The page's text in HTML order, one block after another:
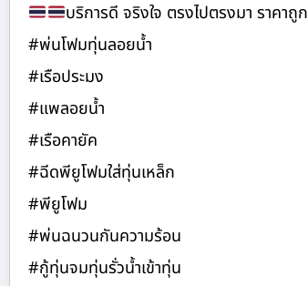
บริการดี จริงใจ ตรงไปตรงมา ราคาถูก
#พ่นโฟมทุ่นลอยน้ำ
#เรือประมง
#แพลอยน้ำ
#เรือคายัค
#ฉีดพียูโฟมใส่ทุ่นเหล็ก
#พียูโฟม
#พ่นฉนวนกันความร้อน
#กู้ทุ่นจมทุ่นรั่วน้ำเข้าทุ่น